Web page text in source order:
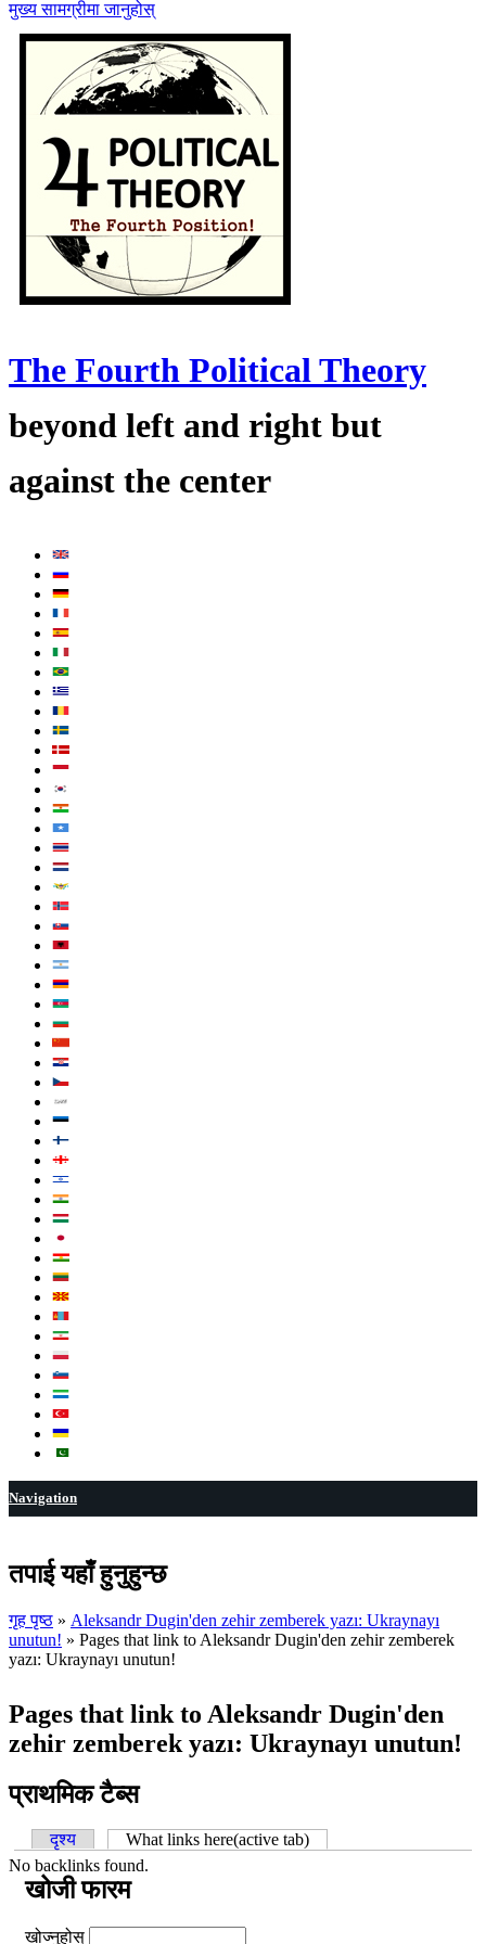
मुख्य सामग्रीमा जानुहोस्
The Fourth Political Theory
beyond left and right but
against the center
Navigation
तपाई यहाँ हुनुहुन्छ
गृह पृष्ठ » Aleksandr Dugin'den zehir zemberek yazı: Ukraynayı
unutun! » Pages that link to Aleksandr Dugin'den zehir zemberek
yazı: Ukraynayı unutun!
Pages that link to Aleksandr Dugin'den
zehir zemberek yazı: Ukraynayı unutun!
प्राथमिक टैब्स
दृश्य What links here(active tab)
No backlinks found.
खोजी फारम
खोज्नुहोस्